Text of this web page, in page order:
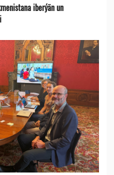
iberýän un